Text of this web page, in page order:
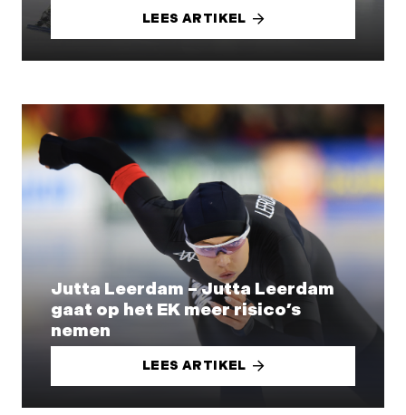
LEES ARTIKEL
Jutta Leerdam – Jutta Leerdam
gaat op het EK meer risico’s
nemen
LEES ARTIKEL